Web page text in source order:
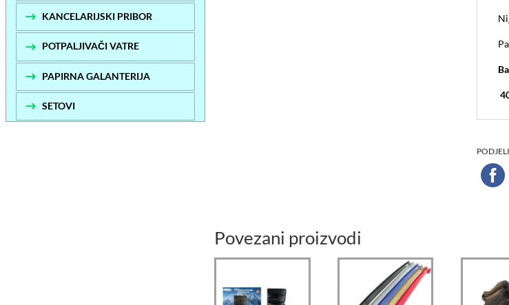
KANCELARIJSKI PRIBOR
POTPALJIVAČI VATRE
PAPIRNA GALANTERIJA
SETOVI
PODJELI
Povezani proizvodi